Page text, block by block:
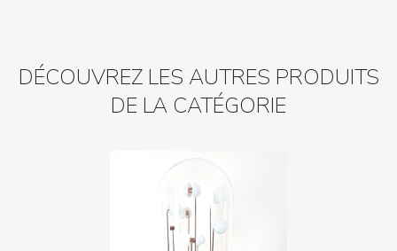
DÉCOUVREZ LES AUTRES PRODUITS
DE LA CATÉGORIE